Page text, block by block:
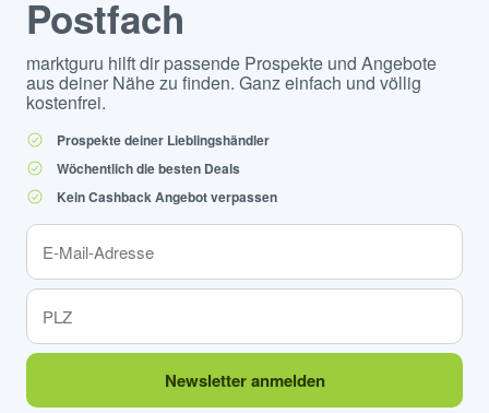
Postfach
marktguru hilft dir passende Prospekte und Angebote
aus deiner Nähe zu finden. Ganz einfach und völlig
kostenfrei.
Prospekte deiner Lieblingshändler
Wöchentlich die besten Deals
Kein Cashback Angebot verpassen
Newsletter anmelden